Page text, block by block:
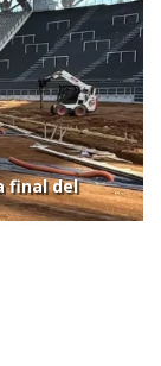
final del